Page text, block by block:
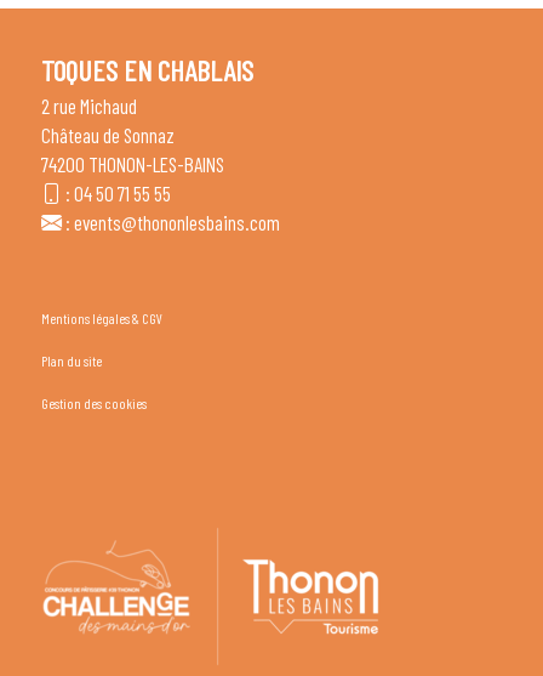
TOQUES EN CHABLAIS
2 rue Michaud
Château de Sonnaz
74200 THONON-LES-BAINS
: 04 50 71 55 55
: events@thononlesbains.com
Mentions légales & CGV
Plan du site
Gestion des cookies